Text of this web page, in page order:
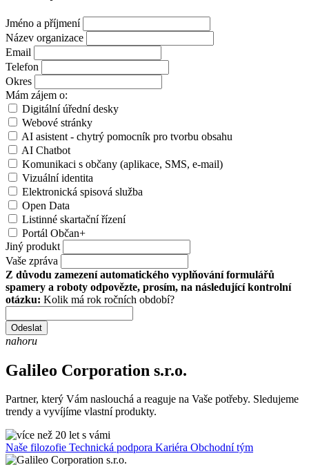
Jméno a příjmení
Název organizace
Email
Telefon
Okres
Mám zájem o:
Digitální úřední desky
Webové stránky
AI asistent - chytrý pomocník pro tvorbu obsahu
AI Chatbot
Komunikaci s občany (aplikace, SMS, e-mail)
Vizuální identita
Elektronická spisová služba
Open Data
Listinné skartační řízení
Portál Občan+
Jiný produkt
Vaše zpráva
Z důvodu zamezení automatického vyplňování formulářů
spamery a roboty odpovězte, prosím, na následující kontrolní
otázku: Kolik má rok ročních období?
Odeslat
nahoru
Galileo Corporation s.r.o.
Partner, který Vám naslouchá a reaguje na Vaše potřeby. Sledujeme
trendy a vyvíjíme vlastní produkty.
Naše filozofie Technická podpora Kariéra Obchodní tým